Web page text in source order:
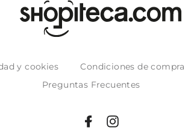
y cookies Condiciones de compra
Preguntas Frecuentes